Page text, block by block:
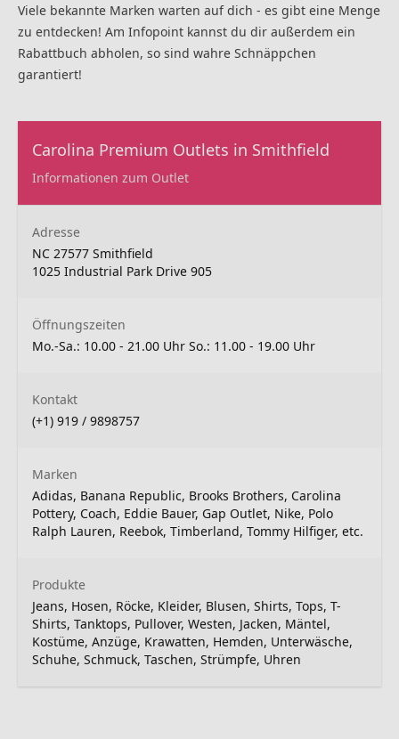
Viele bekannte Marken warten auf dich - es gibt eine Menge
zu entdecken! Am Infopoint kannst du dir außerdem ein
Rabattbuch abholen, so sind wahre Schnäppchen
garantiert!
Carolina Premium Outlets in Smithfield
Informationen zum Outlet
Adresse
NC 27577 Smithfield
1025 Industrial Park Drive 905
Öffnungszeiten
Mo.-Sa.: 10.00 - 21.00 Uhr So.: 11.00 - 19.00 Uhr
Kontakt
(+1) 919 / 9898757
Marken
Adidas, Banana Republic, Brooks Brothers, Carolina
Pottery, Coach, Eddie Bauer, Gap Outlet, Nike, Polo
Ralph Lauren, Reebok, Timberland, Tommy Hilfiger, etc.
Produkte
Jeans, Hosen, Röcke, Kleider, Blusen, Shirts, Tops, T-
Shirts, Tanktops, Pullover, Westen, Jacken, Mäntel,
Kostüme, Anzüge, Krawatten, Hemden, Unterwäsche,
Schuhe, Schmuck, Taschen, Strümpfe, Uhren